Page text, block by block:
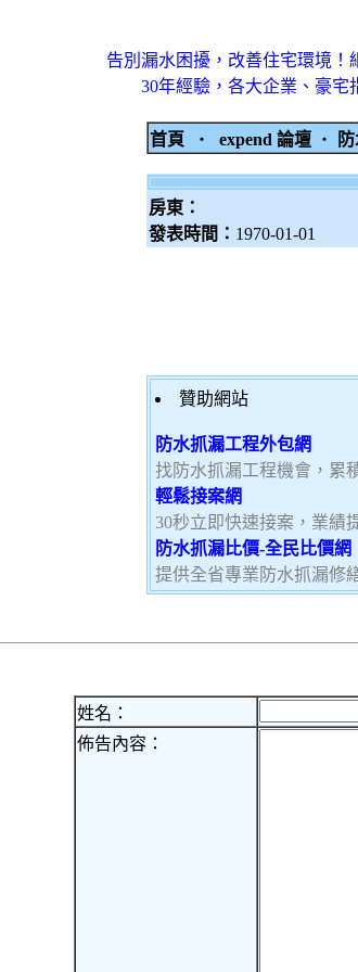
告別漏水困擾，改善住宅環境！
30年經驗，各大企業、豪宅
首頁 ‧ expend 論壇 ‧
房東：
發表時間： 1970-01-01
贊助網站
防水抓漏工程外包網
找防水抓漏工程機會，累
輕鬆接案網
30秒立即快速接案，業績
防水抓漏比價-全民比價網
提供全省專業防水抓漏修
姓名：
佈告內容：